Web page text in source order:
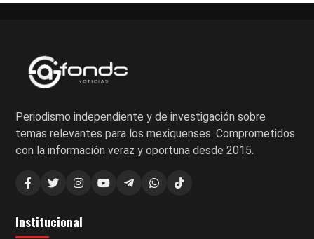
Periodismo independiente y de investigación sobre
temas relevantes para los mexiquenses. Comprometidos
con la información veraz y oportuna desde 2015.
Institucional